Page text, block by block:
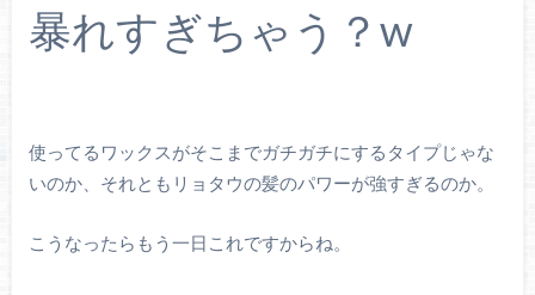
暴れすぎちゃう？w
使ってるワックスがそこまでガチガチにするタイプじゃな
いのか、それともリョタウの髪のパワーが強すぎるのか。
こうなったらもう一日これですからね。